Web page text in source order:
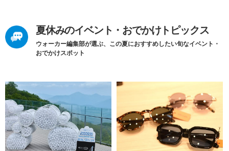
夏休みのイベント・おでかけトピックス
ウォーカー編集部が選ぶ、この夏におすすめしたい旬なイベント・
おでかけスポット